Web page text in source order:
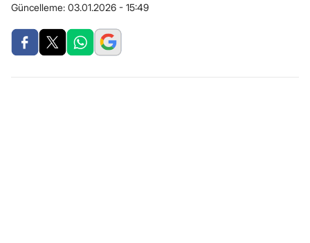
Güncelleme: 03.01.2026 - 15:49